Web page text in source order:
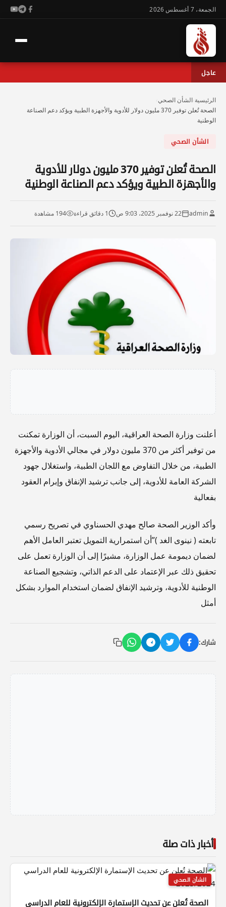
الجمعة، 7 أغسطس 2026
عاجل
الرئيسية الشأن الصحي
الصحة تُعلن توفير 370 مليون دولار للأدوية والأجهزة الطبية ويؤكد دعم الصناعة
الوطنية
الشأن الصحي
الصحة تُعلن توفير 370 مليون دولار للأدوية
والأجهزة الطبية ويؤكد دعم الصناعة الوطنية
admin 22 نوفمبر 2025، 9:03 ص 1 دقائق قراءة 194 مشاهدة
أعلنت وزارة الصحة العراقية، اليوم السبت، أن الوزارة تمكنت
من توفير أكثر من 370 مليون دولار في مجالي الأدوية والأجهزة
الطبية، من خلال التفاوض مع اللجان الطبية، واستغلال جهود
الشركة العامة للأدوية، إلى جانب ترشيد الإنفاق وإبرام العقود
بفعالية
وأكد الوزير الصحة صالح مهدي الحسناوي في تصريح رسمي
تابعته ( نينوى الغد )”أن استمرارية التمويل تعتبر العامل الأهم
لضمان ديمومة عمل الوزارة، مشيرًا إلى أن الوزارة تعمل على
تحقيق ذلك عبر الإعتماد على الدعم الذاتي، وتشجيع الصناعة
الوطنية للأدوية، وترشيد الإنفاق لضمان استخدام الموارد بشكل
أمثل
شارك:
أخبار ذات صلة
الشأن الصحي
الصحة تُعلن عن تحديث الإستمارة الإلكترونية للعام الدراسي